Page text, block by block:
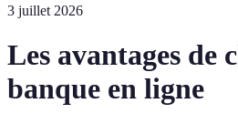
3 juillet 2026
Les avantages de
banque en ligne